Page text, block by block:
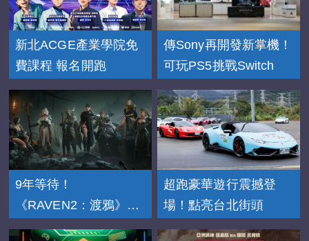
新北ACGE產業學院免
費課程 報名開跑
傳Sony再開發新掌機！
可玩PS5挑戰Switch
9年等待！
《RAVEN2：渡鴉》
11/20上市
超跑豪華遊行震撼登
場！點亮台北街頭